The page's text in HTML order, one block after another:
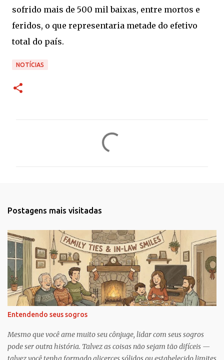
sofrido mais de 500 mil baixas, entre mortos e
feridos, o que representaria metade do efetivo
total do país.
NOTÍCIAS
r
i
o
s
Postagens mais visitadas
Entendendo seus sogros
Mesmo que você ame muito seu cônjuge, lidar com seus sogros
pode ser outra história. Talvez as coisas não sejam tão difíceis —